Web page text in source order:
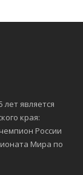
является
края:
России
Мира по